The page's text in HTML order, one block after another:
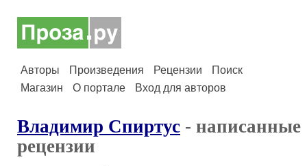
Авторы Произведения Рецензии
Поиск
Магазин
О портале Вход для авторов
Владимир Спиртус - написанные
рецензии